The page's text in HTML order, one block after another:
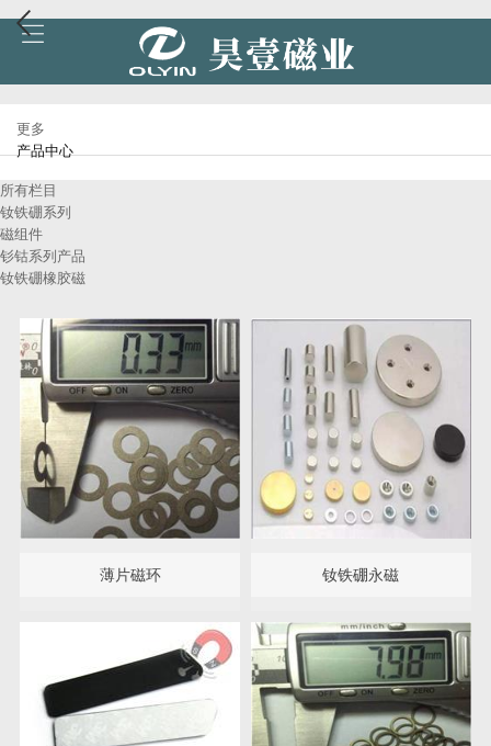
更多
产品中心
所有栏目
钕铁硼系列
磁组件
钐钴系列产品
钕铁硼橡胶磁
薄片磁环 钕铁硼永磁